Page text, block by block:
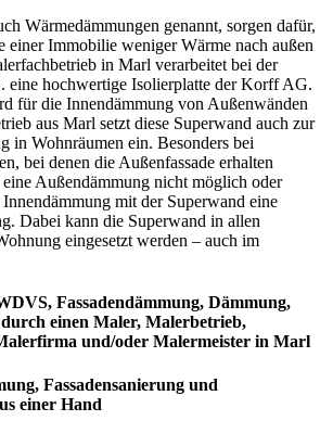
Wärmedämmungen genannt, sorgen dafür,
einer Immobilie weniger Wärme nach außen
in Marl verarbeitet bei der
eine hochwertige Isolierplatte der Korff AG.
für die Innendämmung von Außenwänden
aus Marl setzt diese Superwand auch zur
in Wohnräumen ein. Besonders bei
bei denen die Außenfassade erhalten
Außendämmung nicht möglich oder
mit der Superwand eine
Dabei kann die Superwand in allen
eingesetzt werden – auch im
Fassadendämmung, Dämmung,
durch einen Maler, Malerbetrieb,
und/oder Malermeister in Marl
Fassadensanierung und
einer Hand